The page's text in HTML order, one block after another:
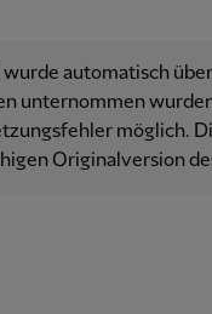
wurde automatisch
unternommen
möglich.
Originalversion